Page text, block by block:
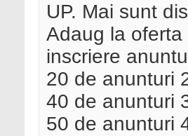
UP. Mai sunt
Adaug la oferta
inscriere
20 de anunturi
40 de anunturi
50 de anunturi